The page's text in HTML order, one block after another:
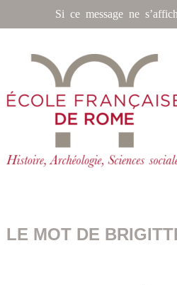
Si ce message ne
LE MOT DE